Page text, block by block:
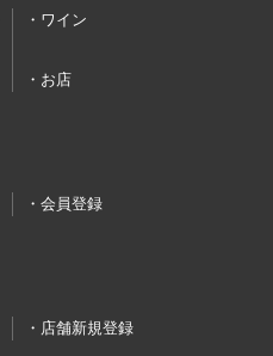
ワイン
お店
会員登録
店舗新規登録